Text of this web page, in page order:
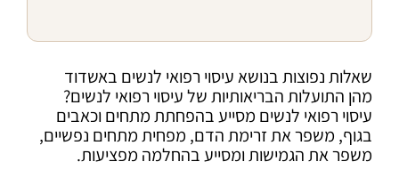
שאלות נפוצות בנושא עיסוי רפואי לנשים באשדוד
מהן התועלות הבריאותיות של עיסוי רפואי לנשים?
עיסוי רפואי לנשים מסייע בהפחתת מתחים וכאבים
בגוף, משפר את זרימת הדם, מפחית מתחים נפשיים,
משפר את הגמישות ומסייע בהחלמה מפציעות.